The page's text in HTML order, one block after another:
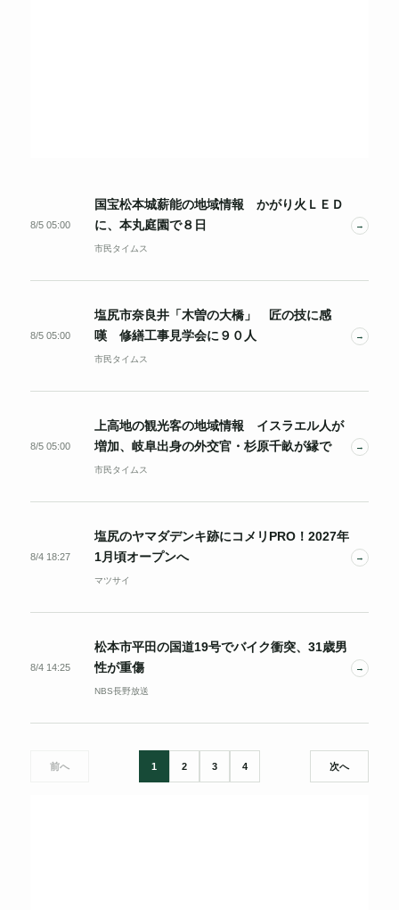
8/5 05:00
国宝松本城薪能の地域情報 かがり火ＬＥＤ
に、本丸庭園で８日
市民タイムス
→
8/5 05:00
塩尻市奈良井「木曽の大橋」 匠の技に感
嘆 修繕工事見学会に９０人
市民タイムス
→
8/5 05:00
上高地の観光客の地域情報 イスラエル人が
増加、岐阜出身の外交官・杉原千畝が縁で
市民タイムス
→
8/4 18:27
塩尻のヤマダデンキ跡にコメリPRO！2027年
1月頃オープンへ
マツサイ
→
8/4 14:25
松本市平田の国道19号でバイク衝突、31歳男
性が重傷
NBS長野放送
→
前へ 1 2 3 4 次へ